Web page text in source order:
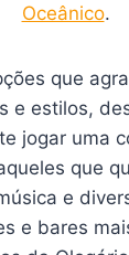
Oceânico.
que
e estilos,
jogar uma
que
e
e bares